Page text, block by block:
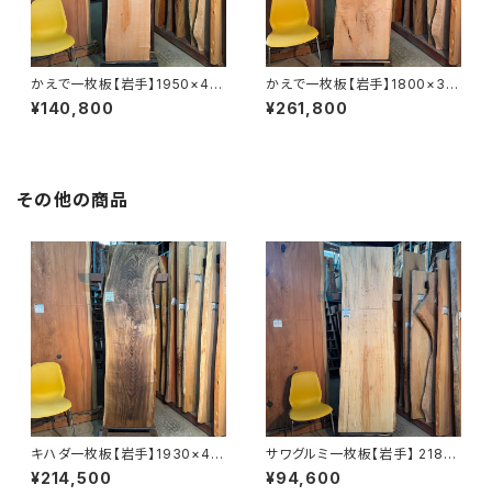
かえで一枚板【岩手】1950×40
0~470×50㎜【オイル塗装 仕
上げ済み】
¥140,800
かえで一枚板【岩手】1800×33
0~600×43㎜【オイル塗装 仕
上げ済み】
¥261,800
その他の商品
キハダ一枚板【岩手】1930×43
0~530×45㎜【オイル塗装 仕
上げ済み】
¥214,500
サワグルミ一枚板【岩手】 2180
×620~650×50㎜【オイル塗装
仕上げ済み】
¥94,600